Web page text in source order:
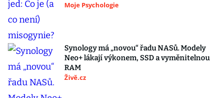
Moje Psychologie
Synology má „novou“ řadu NASů. Modely
Neo+ lákají výkonem, SSD a vyměnitelnou
RAM
Živě.cz